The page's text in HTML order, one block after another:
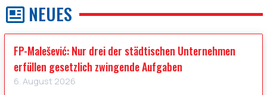
NEUES
FP-Malešević: Nur drei der städtischen Unternehmen
erfüllen gesetzlich zwingende Aufgaben
6. August 2026